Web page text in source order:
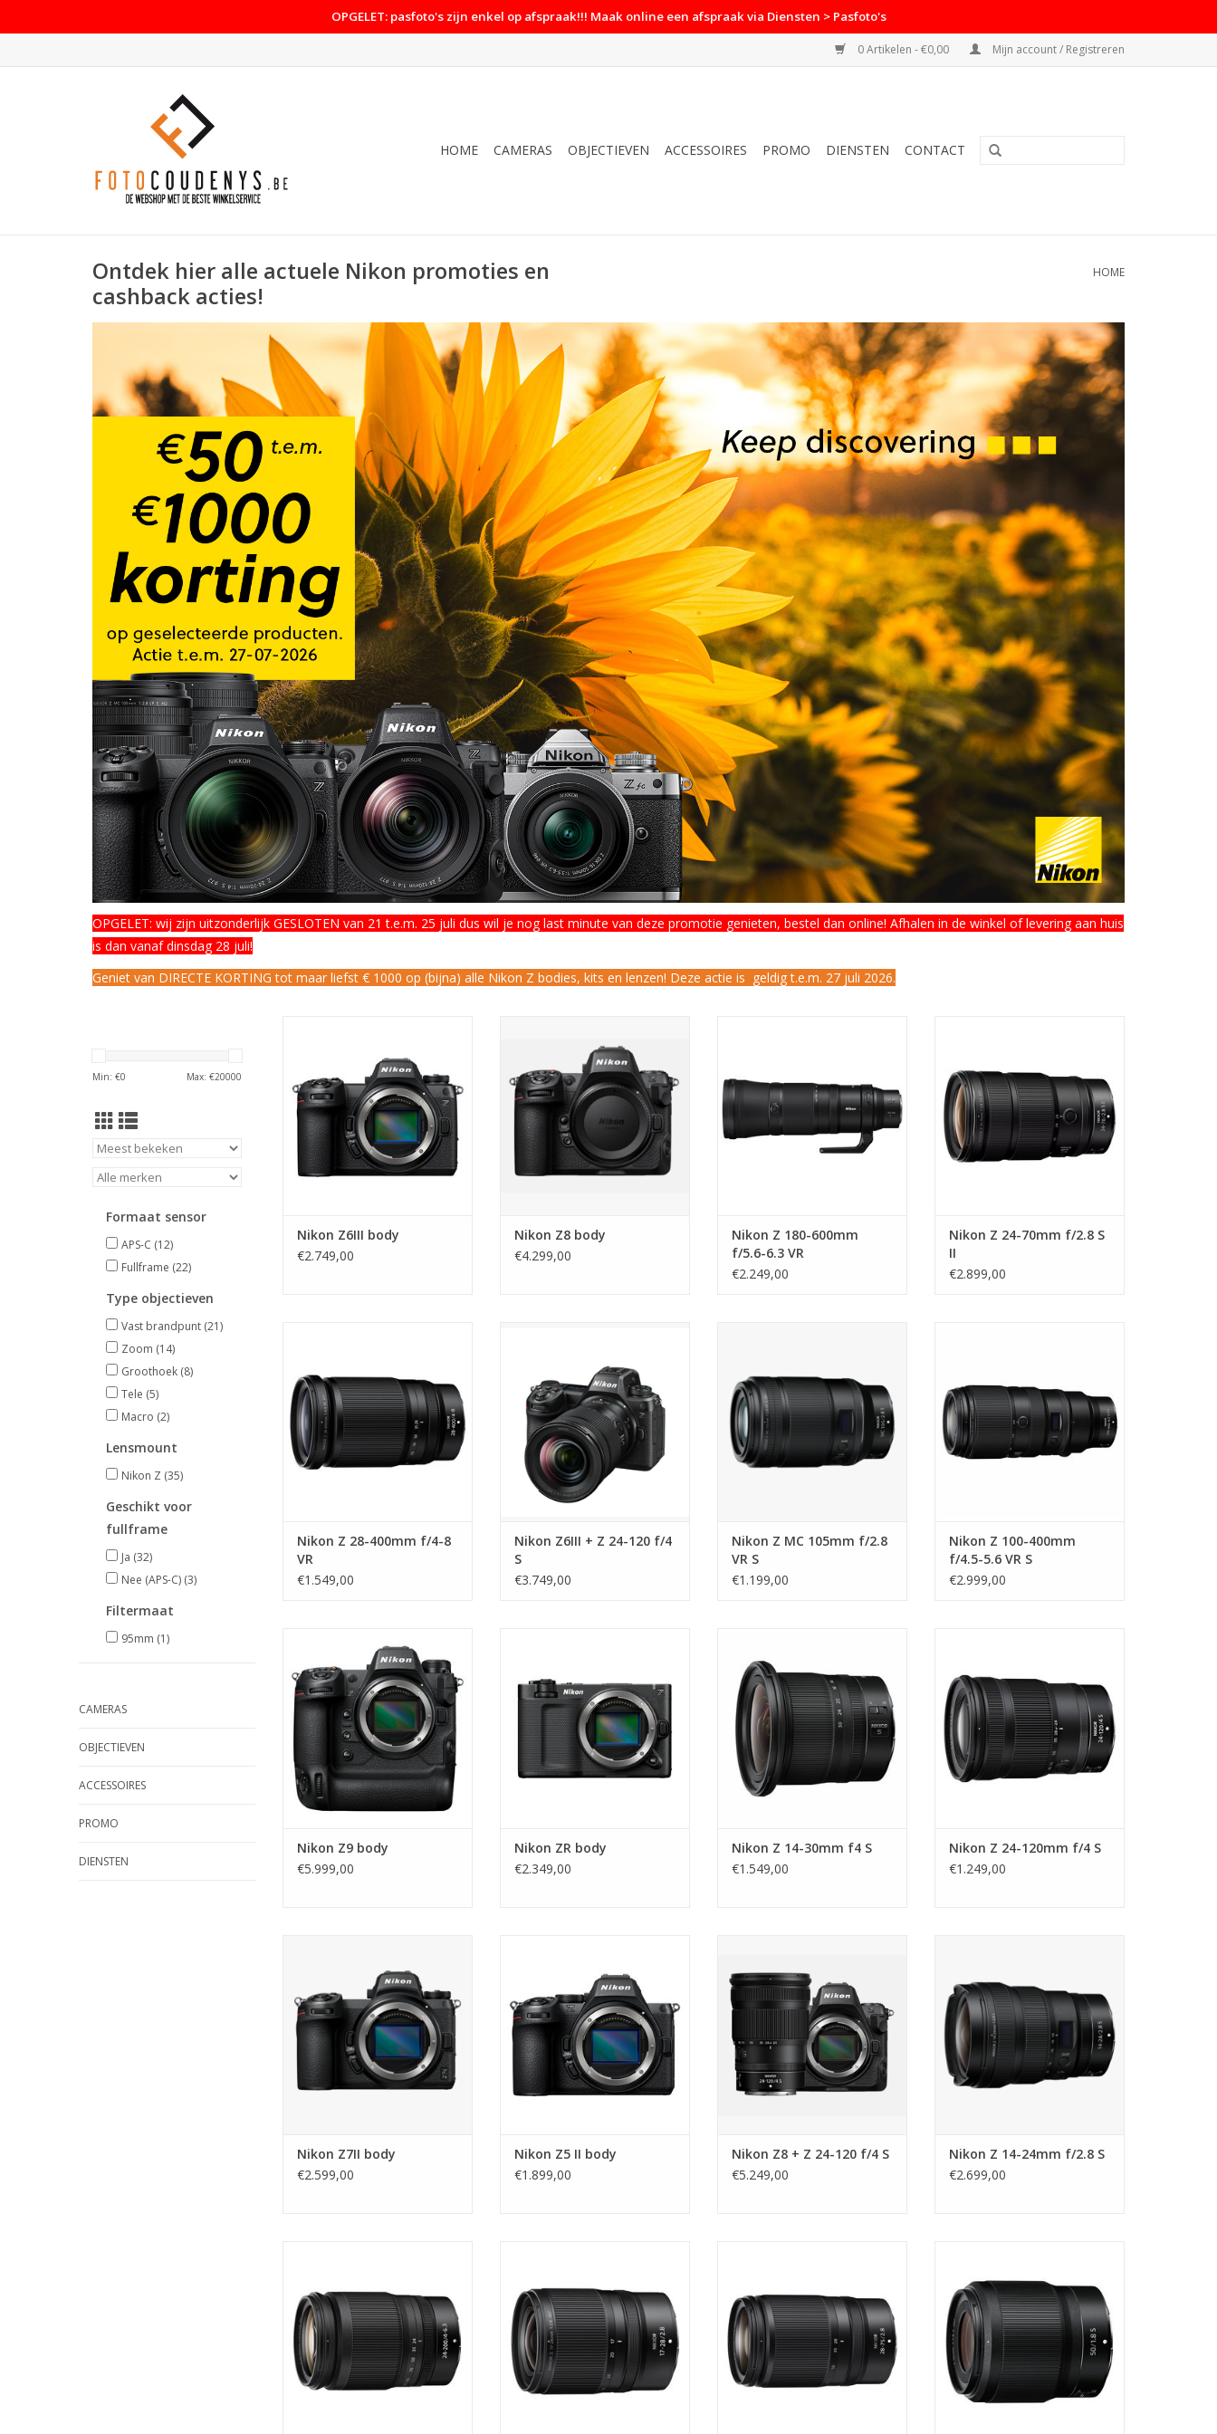
OPGELET: pasfoto's zijn enkel op afspraak!!! Maak online een afspraak via Diensten > Pasfoto's
0 Artikelen - €0,00 Mijn account / Registreren
HOME CAMERAS OBJECTIEVEN ACCESSOIRES PROMO DIENSTEN CONTACT
Ontdek hier alle actuele Nikon promoties en
cashback acties!
HOME
OPGELET: wij zijn uitzonderlijk GESLOTEN van 21 t.e.m. 25 juli dus wil je nog last minute van deze promotie genieten, bestel dan online! Afhalen in de winkel of levering aan huis
is dan vanaf dinsdag 28 juli!
Geniet van DIRECTE KORTING tot maar liefst € 1000 op (bijna) alle Nikon Z bodies, kits en lenzen! Deze actie is geldig t.e.m. 27 juli 2026.
Min: €0 Max: €20000
Formaat sensor
APS-C (12)
Fullframe (22)
Type objectieven
Vast brandpunt (21)
Zoom (14)
Groothoek (8)
Tele (5)
Macro (2)
Lensmount
Nikon Z (35)
Geschikt voor
fullframe
Ja (32)
Nee (APS-C) (3)
Filtermaat
95mm (1)
CAMERAS
OBJECTIEVEN
ACCESSOIRES
PROMO
DIENSTEN
Nikon Z6III body
€2.749,00
TOEVOEGEN AAN WINKELWAGEN
Nikon Z8 body
€4.299,00
Nikon Z 180-600mm
f/5.6-6.3 VR
€2.249,00
Nikon Z 24-70mm f/2.8 S
II
€2.899,00
Nikon Z 28-400mm f/4-8
VR
€1.549,00
Nikon Z6III + Z 24-120 f/4
S
€3.749,00
Nikon Z MC 105mm f/2.8
VR S
€1.199,00
Nikon Z 100-400mm
f/4.5-5.6 VR S
€2.999,00
TOEVOEGEN AAN WINKELWAGEN
Nikon Z9 body
€5.999,00
Nikon ZR body
€2.349,00
TOEVOEGEN AAN WINKELWAGEN
Nikon Z 14-30mm f4 S
€1.549,00
Nikon Z 24-120mm f/4 S
€1.249,00
TOEVOEGEN AAN WINKELWAGEN
Nikon Z7II body
€2.599,00
TOEVOEGEN AAN WINKELWAGEN
Nikon Z5 II body
€1.899,00
TOEVOEGEN AAN WINKELWAGEN
Nikon Z8 + Z 24-120 f/4 S
€5.249,00
Nikon Z 14-24mm f/2.8 S
€2.699,00
TOEVOEGEN AAN WINKELWAGEN
TOEVOEGEN AAN WINKELWAGEN